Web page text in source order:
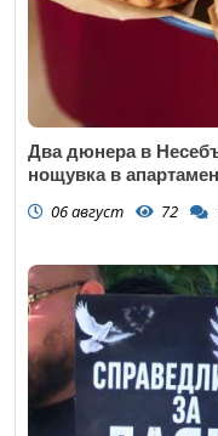
Два дюнера в
нощувка в
06 август 72